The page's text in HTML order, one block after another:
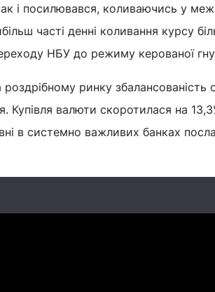
і посилювався, коливаючись у
часті денні коливання курсу
НБУ до режиму керованої
ринку збалансованість
Купівля валюти скоротилася на
в системно важливих банках